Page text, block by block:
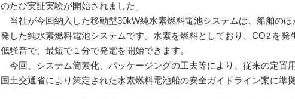
のたび実証実験が開始されました。
当社が今回納入した移動型30kW純水素燃料電池システムは、船舶の
発した純水素燃料電池システムです。水素を燃料としており、CO2 を発
低騒音で、最短で１分で発電を開始できます。
今回、システム簡素化、パッケージングの工夫等により、従来の定置
国土交通省により策定された水素燃料電池船の安全ガイドライン案に準